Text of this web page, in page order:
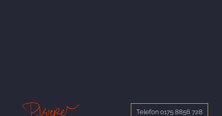
Telefon 0175 8856 728